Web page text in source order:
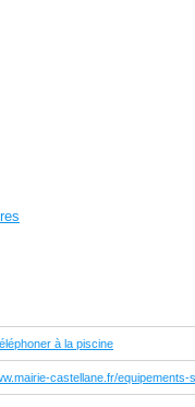
à la piscine
castellane.fr/equipements-